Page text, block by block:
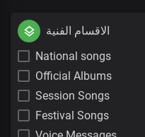
الاقسام الفنية
National songs
Official Albums
Session Songs
Festival Songs